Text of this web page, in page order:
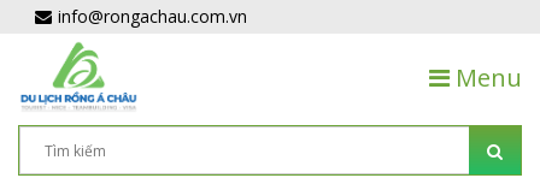
info@rongachau.com.vn
Menu